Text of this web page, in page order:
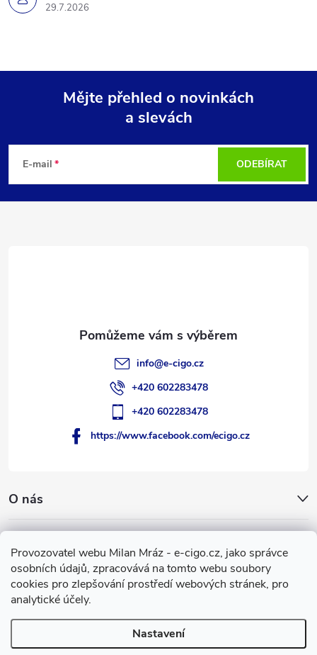
Provozovatel webu Milan Mráz - e-cigo.cz, jako správce
osobních údajů, zpracovává na tomto webu soubory
cookies pro zlepšování prostředí webových stránek, pro
analytické účely.
Nastavení
29.7.2026
p
Mějte přehled o novinkách
a slevách
E-mail ODEBÍRAT
O nás
Facebook
info@e-cigo.cz
+420 602283478
+420 602283478
https://www.facebook.com/ecigo.cz
Copyright 2007-2026e-cigo.cz. Všechna práva vyhrazena.